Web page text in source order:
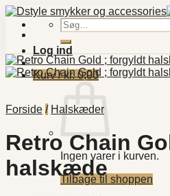
Fortsæt
indhold
Søg
efter:
Log ind
Kurv /kr.0,00
Ingen varer i kurven.
Tilbage til shoppen
Forside / Halskæder
Retro Chain
halskæde